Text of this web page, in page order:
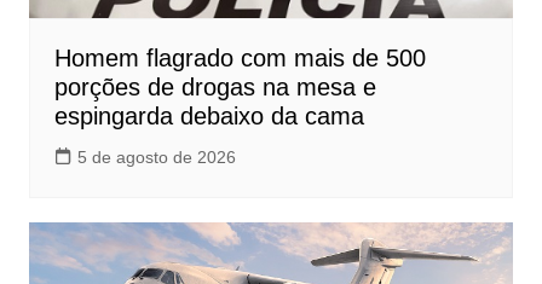
Homem flagrado com mais de 500
porções de drogas na mesa e
espingarda debaixo da cama
5 de agosto de 2026